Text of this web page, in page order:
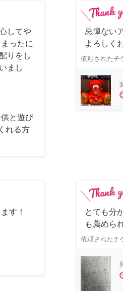
してや
ったに
りをし
まし
と遊び
れる方
忌憚ない
よろしく
依頼されたチ
す！
とても分
も薦めら
依頼されたチ